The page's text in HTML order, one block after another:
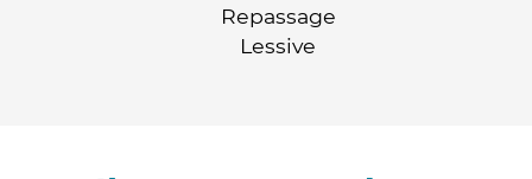
Repassage
Lessive